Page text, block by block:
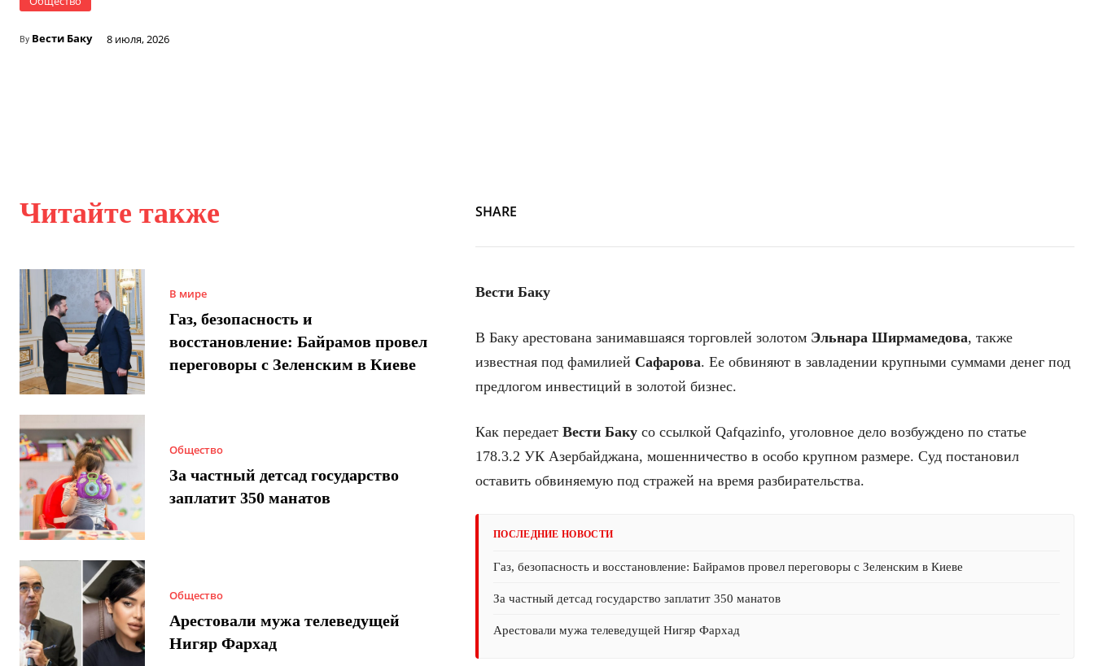
By Вести Баку 8 июля, 2026
Читайте также
В мире
Газ, безопасность и
восстановление: Байрамов провел
переговоры с Зеленским в Киеве
Общество
За частный детсад государство
заплатит 350 манатов
Общество
Арестовали мужа телеведущей
Нигяр Фархад
SHARE
Вести Баку
В Баку арестована занимавшаяся торговлей золотом Эльнара Ширмамедова, также
известная под фамилией Сафарова. Ее обвиняют в завладении крупными суммами денег под
предлогом инвестиций в золотой бизнес.
Как передает Вести Баку со ссылкой Qafqazinfo, уголовное дело возбуждено по статье
178.3.2 УК Азербайджана, мошенничество в особо крупном размере. Суд постановил
оставить обвиняемую под стражей на время разбирательства.
ПОСЛЕДНИЕ НОВОСТИ
Газ, безопасность и восстановление: Байрамов провел переговоры с Зеленским в Киеве
За частный детсад государство заплатит 350 манатов
Арестовали мужа телеведущей Нигяр Фархад